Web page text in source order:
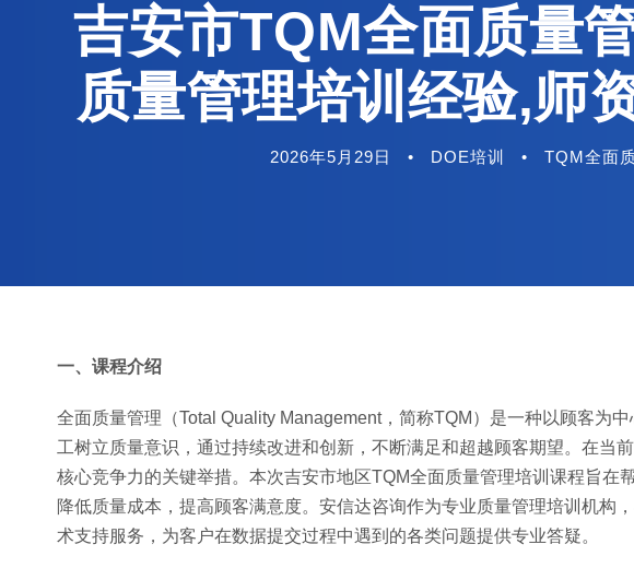
吉安市TQM全面质量
质量管理培训经验,师
2026年5月29日 • DOE培训 • TQM全面
一、课程介绍
全面质量管理（Total Quality Management，简称TQM）是一种以顾客为
工树立质量意识，通过持续改进和创新，不断满足和超越顾客期望。在当
核心竞争力的关键举措。本次吉安市地区TQM全面质量管理培训课程旨在
降低质量成本，提高顾客满意度。安信达咨询作为专业质量管理培训机构
术支持服务，为客户在数据提交过程中遇到的各类问题提供专业答疑。